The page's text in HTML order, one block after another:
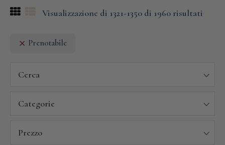
Visualizzazione di 1321-1350 di 1960 risultati
Prenotabile
Cerca
Categorie
Prezzo